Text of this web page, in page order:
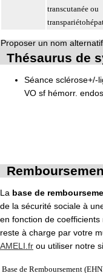
transcutanée ou
Proposer un nom
Thésaurus de
Séance sclérose+/-
VO sf hémorr. endos.
La base de
de la sécurité sociale à
en fonction de
reste à charge par votre
AMELI.fr ou utiliser notre
Base de Remboursement